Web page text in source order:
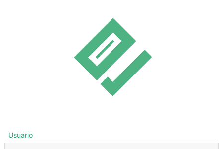
Usuario